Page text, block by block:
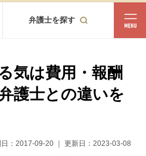
弁護士を探す
気は費用・報酬
護士との違いを
日：2017-09-20 更新日：2023-03-08